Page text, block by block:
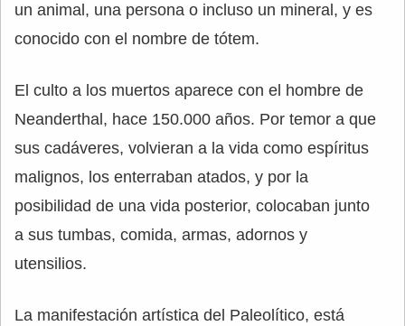
un animal, una persona o incluso un mineral, y es
conocido con el nombre de tótem.
El culto a los muertos aparece con el hombre de
Neanderthal, hace 150.000 años. Por temor a que
sus cadáveres, volvieran a la vida como espíritus
malignos, los enterraban atados, y por la
posibilidad de una vida posterior, colocaban junto
a sus tumbas, comida, armas, adornos y
utensilios.
La manifestación artística del Paleolítico, está